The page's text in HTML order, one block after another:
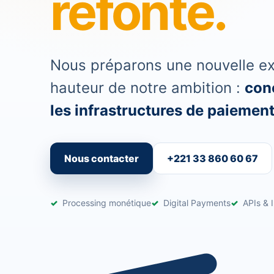
Nous préparons une nouvelle
hauteur de notre ambition :
les infrastructures de
Nous contacter +221 33 860 60 67
Processing monétique Digital Payments APIs &